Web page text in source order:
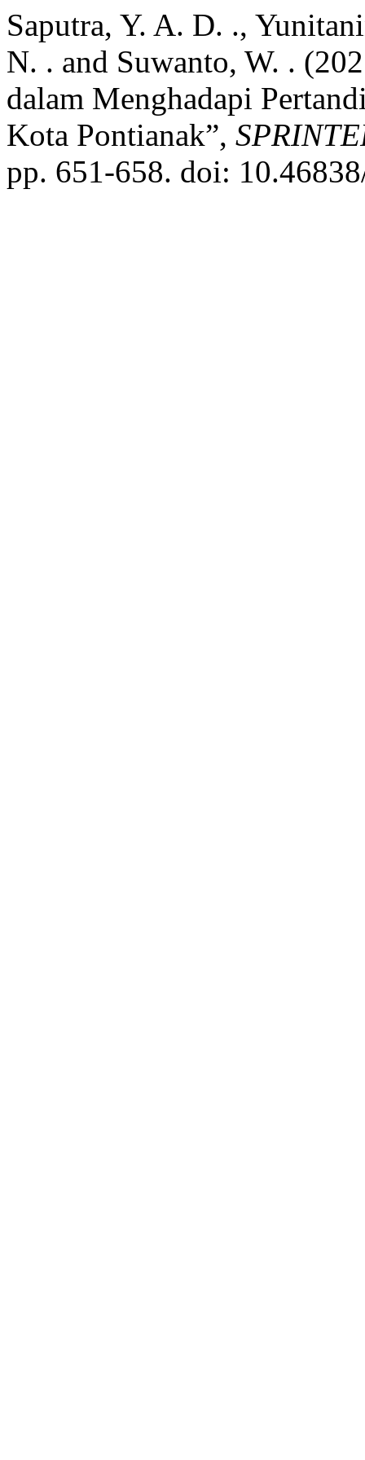
Saputra, Y. A. D. .,
N. . and Suwanto, W. .
dalam Menghadapi
Kota Pontianak”,
pp. 651-658. doi: